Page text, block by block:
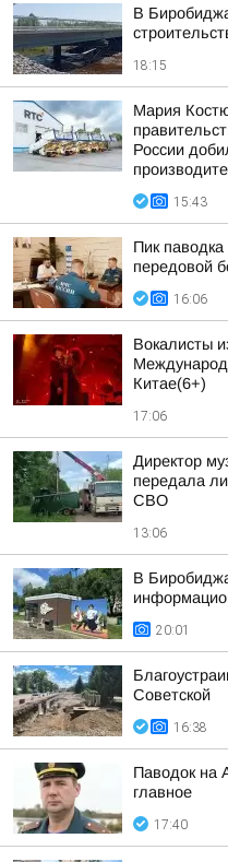
В
18:15
Мария
России
15:43
Пик
передовой
16:06
Вокалисты
Китае(6+)
17:06
Директор
передала
СВО
13:06
В
20:01
Советской
16:38
Паводок на
главное
17:40